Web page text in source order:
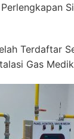
Terdaftar
Gas